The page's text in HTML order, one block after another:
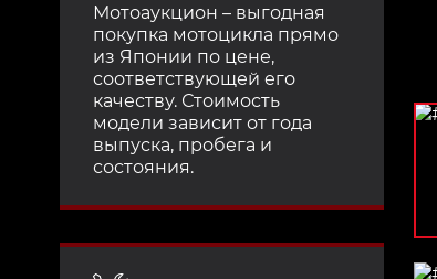
Мотоаукцион – выгодная
покупка мотоцикла прямо
из Японии по цене,
соответствующей его
качеству. Стоимость
модели зависит от года
выпуска, пробега и
состояния.